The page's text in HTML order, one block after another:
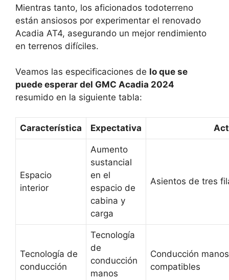
Mientras tanto, los aficionados todoterreno
están ansiosos por experimentar el renovado
Acadia AT4, asegurando un mejor rendimiento
en terrenos difíciles.
Veamos las especificaciones de lo que se
puede esperar del GMC Acadia 2024
resumido en la siguiente tabla:
Característica Expectativa
Espacio
interior
Aumento
sustancial
en el
espacio de
cabina y
carga
Asientos de tres
Tecnología de
conducción
Tecnología
de
conducción
manos
Conducción
compatibles